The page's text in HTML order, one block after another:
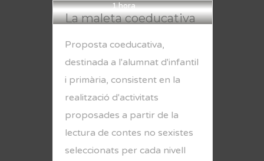
1 hora
La maleta coeducativa
Proposta coeducativa,
destinada a l'alumnat d'infantil
i primària, consistent en la
realització d'activitats
proposades a partir de la
lectura de contes no sexistes
seleccionats per cada nivell